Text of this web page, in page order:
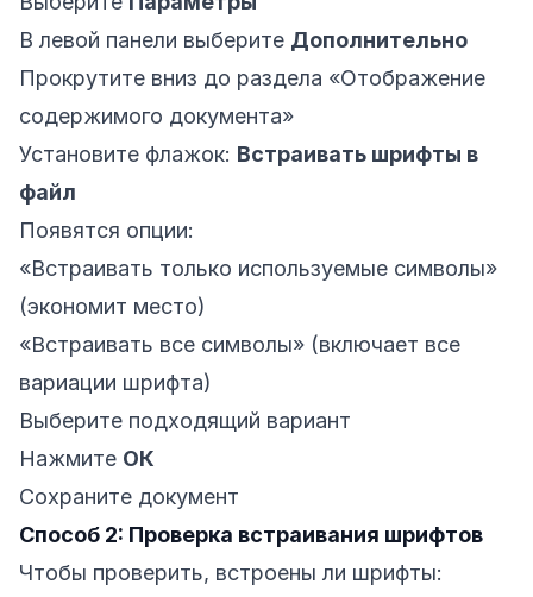
В левой панели выберите Дополнительно
Прокрутите вниз до раздела «Отображение
содержимого документа»
Установите флажок: Встраивать шрифты в
файл
Появятся опции:
«Встраивать только используемые символы»
(экономит место)
«Встраивать все символы» (включает все
вариации шрифта)
Выберите подходящий вариант
Нажмите ОК
Сохраните документ
Способ 2: Проверка встраивания шрифтов
Чтобы проверить, встроены ли шрифты: